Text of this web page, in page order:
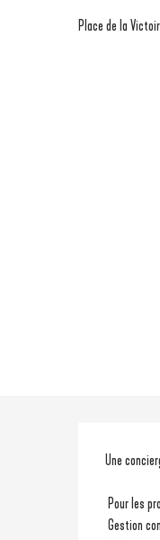
Place de la
Une
Pour les
Gestion